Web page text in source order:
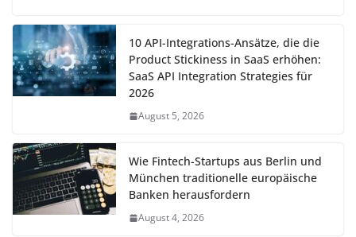
10 API-Integrations-Ansätze, die die
Product Stickiness in SaaS erhöhen:
SaaS API Integration Strategies für
2026
August 5, 2026
Wie Fintech-Startups aus Berlin und
München traditionelle europäische
Banken herausfordern
August 4, 2026